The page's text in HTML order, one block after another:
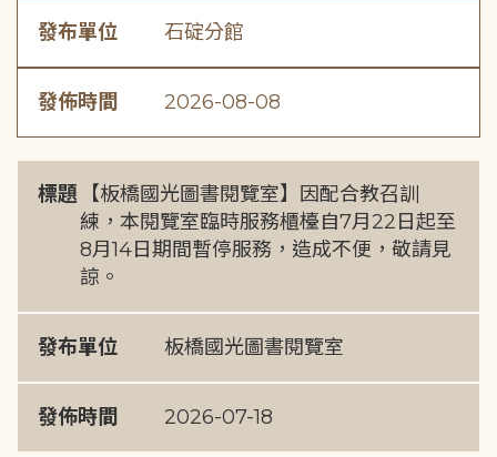
發布單位 石碇分館
發佈時間 2026-08-08
標題
【板橋國光圖書閱覽室】因配合教召訓
練，本閱覽室臨時服務櫃檯自7月22日起至
8月14日期間暫停服務，造成不便，敬請見
諒。
發布單位 板橋國光圖書閱覽室
發佈時間 2026-07-18